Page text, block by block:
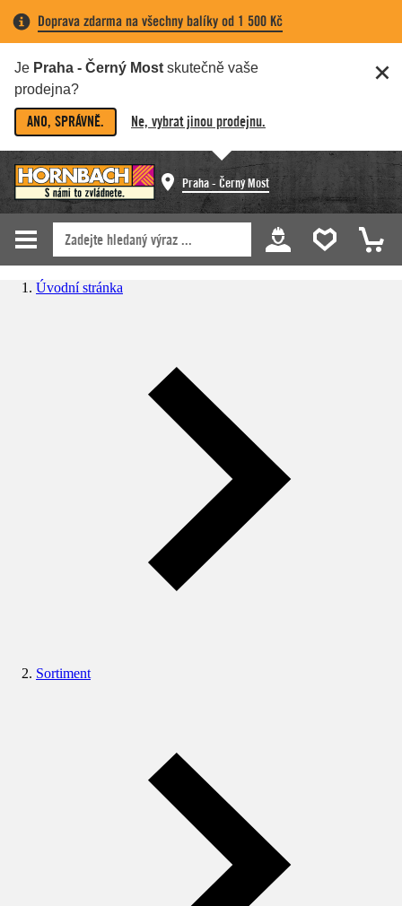
Doprava zdarma na všechny balíky od 1 500 Kč
Je Praha - Černý Most skutečně vaše
prodejna?
ANO, SPRÁVNĚ. Ne, vybrat jinou prodejnu.
Praha - Černý Most
Úvodní stránka
Sortiment